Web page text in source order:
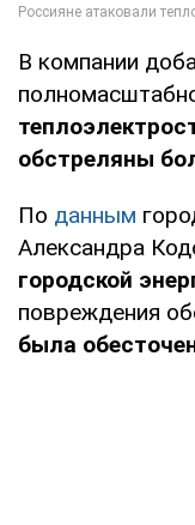
В компании
обстреляны
По данным
Александра
городской
повреждения
была